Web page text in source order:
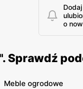
o
Sprawdź
Meble ogrodowe